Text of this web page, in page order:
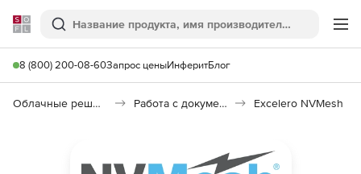
Softline
Поиск
8 (800) 200-08-60Запрос ценыИнферитБлог
Облачные решения (SaaS) Работа с документами (SaaS) Excelero NVMesh